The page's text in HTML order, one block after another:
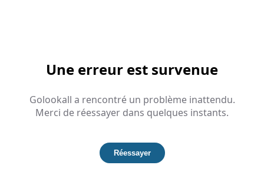
Une erreur est survenue
Golookall a rencontré un problème inattendu.
Merci de réessayer dans quelques instants.
Réessayer